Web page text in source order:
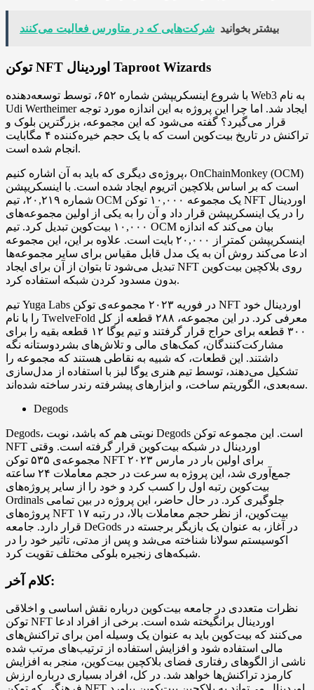
بیشتر بخوانید شرکت‌هایی که در متاورس فعالیت می‌کنند
توکن NFT اوردینال Taproot Wizards
با شروع اینسکریپشن شماره ۶۵۲، توسط توسعه‌دهنده Web3 به نام
Udi Wertheimer ایجاد شد. اما چرا این پروژه به این اندازه مورد توجه
قرار می‌گیرد؟ گفته می‌شود که این مجموعه، بزرگترین بلوک و
تراکنش در تاریخ بیت‌کوین است که با یک حجم خیره‌کننده ۴ مگابایت
انجام شده است.
پروژه‌ی دیگری که باید به آن اشاره کنیم، OnChainMonkey (OCM)
است که بر اساس بلاکچین اتریوم ایجاد شده است. با اینسکریپشن
شماره ۲۰,۲۱۹، تیم OCM یک مجموعه ۱۰,۰۰۰ توکن NFT اوردینال
را در یک اینسکریپشن قرار داد و آن را به یکی از اولین مجموعه‌های
۱۰,۰۰۰ بیت‌کوین تبدیل کرد. تیم OCM بیان می‌کند که اندازه
اینسکریپشن کمتر از ۲۰,۰۰۰ بایت است. علاوه بر این، این مجموعه
ادعا می‌کند روش آن به یک مدل قابل مقیاس برای سایر مجموعه‌ها
تبدیل می‌شود تا بتوان از آن برای ایجاد NFT روی بلاکچین بیت‌کوین
بدون مسدود کردن شبکه استفاده کرد.
تیم Yuga Labs در فوریه ۲۰۲۳ مجموعه‌ی توکن NFT اوردینال خود
را با نام TwelveFold معرفی کرد. در این مجموعه، ۲۸۸ قطعه از کل
۳۰۰ قطعه برای حراج قرار گرفتند و تیم یوگا ۱۲ قطعه بقیه را برای
مشارکت‌کنندگان، کمک‌های مالی و تلاش‌های بشردوستانه نگه
داشتند. این قطعات، که شبیه به نقاطی هستند که مجموعه را
تشکیل می‌دهند، توسط تیم هنری یوگا لبز با استفاده از مدل‌سازی
سه‌بعدی، الگوریتم ساخت، و ابزارهای پیشرفته رندر ساخته شده‌اند.
Degods
Degods، نوبتی هم که باشد، نوبت Degods است. این مجموعه توکن
NFT اوردینال در شبکه بیت‌کوین قرار گرفته است. وقتی
مجموعه‌ی ۵۳۵ توکن NFT برای اولین بار در مارس ۲۰۲۳
جمع‌آوری شد، این پروژه به سرعت در حجم معاملات ۲۴ ساعته
بیت‌کوین رتبه اول را کسب کرد و خود را از سایر پروژه‌های
Ordinals جلوگیری کرد. در حال حاضر، این پروژه در بین تمامی
پروژه‌های NFT بیت‌کوین، از نظر حجم معاملات بالا، در رتبه ۱۷
قرار دارد. جامعه DeGods در آغاز، به عنوان یک بازیگر برجسته در
اکوسیستم سولانا شناخته می‌شد و پس از مدتی، تاثیر خود را در
شبکه‌های زنجیره بلوکی مختلف تقویت کرد.
کلام آخر:
نظرات متعددی در جامعه بیت‌کوین درباره نقش اساسی و اخلاقی
توکن NFT اوردینال برانگیخته شده است. برخی از افراد ادعا
می‌کنند که بیت‌کوین باید به عنوان یک وسیله امن برای تراکنش‌های
مالی استفاده شود و افزایش استفاده از ترتیب‌های مرتب شده
ناشی از الگوهای رفتاری فضای بلاکچین بیت‌کوین، منجر به افزایش
کارمزد تراکنش‌ها خواهد شد. در کل، افراد بسیاری درباره ارزش